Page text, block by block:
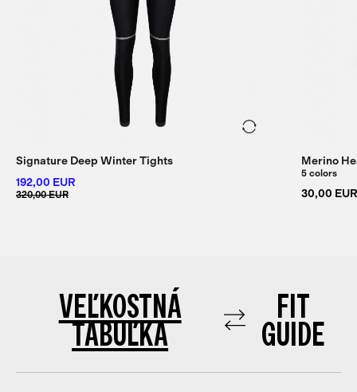
Signature Deep Winter Tights
192,00 EUR
320,00 EUR
Merino
5 colors
30,00 EUR
VEĽKOSTNÁ
TABUĽKA
FIT
GUIDE